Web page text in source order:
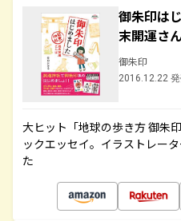
御朱印は
末開運さ
御朱印
2016.12.22
大ヒット「地球の歩き方 御朱
ックエッセイ。イラストレー
た